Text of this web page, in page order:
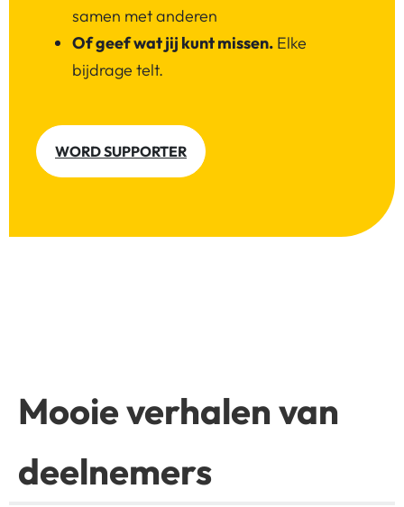
samen met anderen
Of geef wat jij kunt missen. Elke
bijdrage telt.
WORD SUPPORTER
Mooie verhalen van
deelnemers